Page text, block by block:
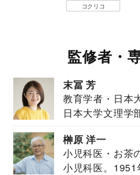
コクリコ
監修者・
末冨 芳
教育学者・日本
日本大学文理学
榊原 洋一
小児科医・お茶
小児科医。